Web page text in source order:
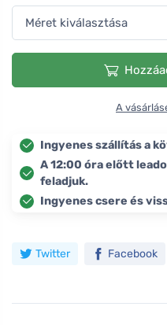
A
Ingyenes szállítás a
A 12:00 óra előtt
feladjuk.
Ingyenes csere és
Twitter Facebook